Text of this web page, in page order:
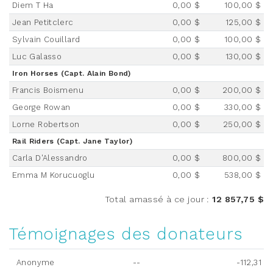
Diem T Ha
0,00 $
100,00 $
Jean Petitclerc
0,00 $
125,00 $
Sylvain Couillard
0,00 $
100,00 $
Luc Galasso
0,00 $ 130,00 $
Iron Horses (Capt. Alain Bond)
Francis Boismenu 0,00 $
200,00 $
George Rowan
0,00 $
330,00 $
Lorne Robertson
0,00 $ 250,00 $
Rail Riders (Capt. Jane Taylor)
Carla D'Alessandro 0,00 $
800,00 $
Emma M Korucuoglu
0,00 $ 538,00 $
Total amassé à ce jour:12 857,75 $
Témoignages des donateurs
Anonyme --
-112,31